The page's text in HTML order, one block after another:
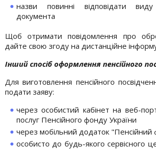
назви повинні відповідати виду
документа
Щоб отримати повідомлення про
дайте свою згоду на дистанційне
Інший спосіб оформлення пенсійного
Для виготовлення пенсійного
подати заяву:
через особистий кабінет на веб-
послуг Пенсійного фонду України
через мобільний додаток "Пенсійний
особисто до будь-якого сервісного